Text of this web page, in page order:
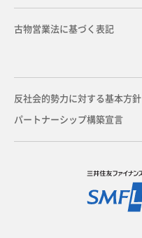
古物営業法に基づく表記
反社会的勢力に対する基本方針
パートナーシップ構築宣言